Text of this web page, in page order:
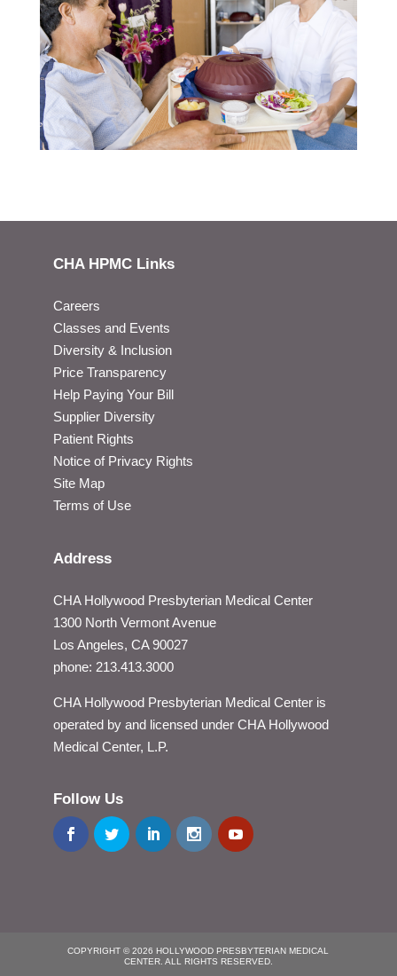
CHA HPMC Links
Careers
Classes and Events
Diversity & Inclusion
Price Transparency
Help Paying Your Bill
Supplier Diversity
Patient Rights
Notice of Privacy Rights
Site Map
Terms of Use
Address
CHA Hollywood Presbyterian Medical Center
1300 North Vermont Avenue
Los Angeles, CA 90027
phone: 213.413.3000
CHA Hollywood Presbyterian Medical Center is
operated by and licensed under CHA Hollywood
Medical Center, L.P.
Follow Us
COPYRIGHT © 2026 HOLLYWOOD PRESBYTERIAN MEDICAL
CENTER. ALL RIGHTS RESERVED.